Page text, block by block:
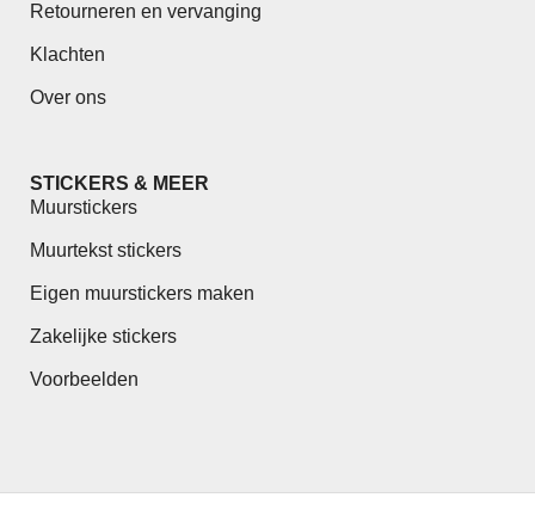
Retourneren en vervanging
Klachten
Over ons
STICKERS & MEER
Muurstickers
Muurtekst stickers
Eigen muurstickers maken
Zakelijke stickers
Voorbeelden